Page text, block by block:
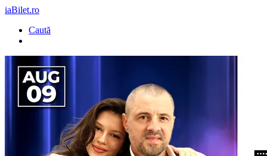
iaBilet.ro
Caută